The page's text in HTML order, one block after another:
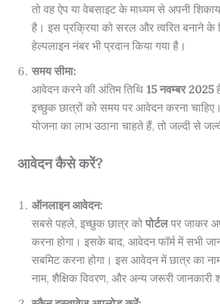
तो वह ऐप या वेबसाइट के माध्यम से अपनी
है। इस प्रक्रिया को सरल और त्वरित बनाने के
हेल्पलाइन नंबर भी प्रदान किया गया है।
समय सीमा:
आवेदन करने की अंतिम तिथि 15 नवम्बर 2025
इच्छुक छात्रों को समय पर आवेदन करना
योजना का लाभ उठाना चाहते हैं, तो जल्दी से
आवेदन कैसे करें?
ऑनलाइन आवेदन:
सबसे पहले, इच्छुक छात्र को पोर्टलपर जाकर
करना होगा। इसके बाद, आवेदन फॉर्म में सभी
सबमिट करना होगा। इस आवेदन में छात्र का
नाम, शैक्षिक विवरण, और अन्य जरूरी जानकारी